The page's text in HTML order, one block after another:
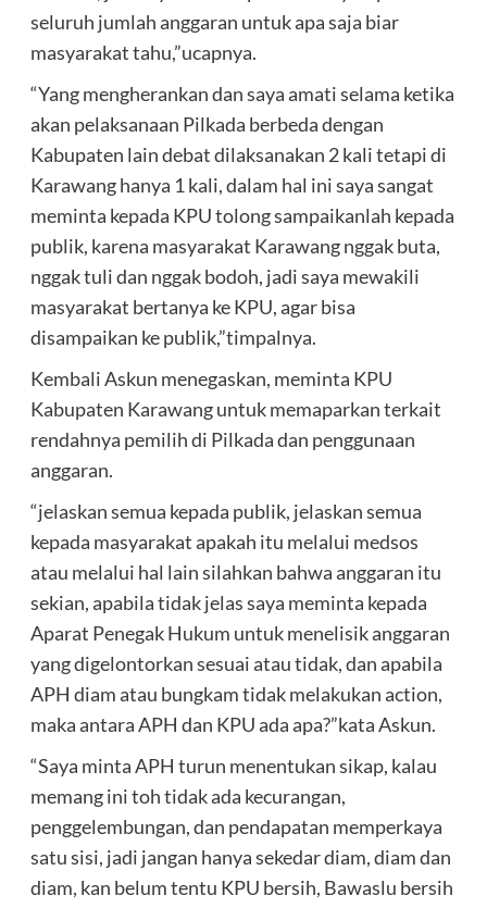
seluruh jumlah anggaran untuk apa saja biar
masyarakat tahu,”ucapnya.
“Yang mengherankan dan saya amati selama ketika
akan pelaksanaan Pilkada berbeda dengan
Kabupaten lain debat dilaksanakan 2 kali tetapi di
Karawang hanya 1 kali, dalam hal ini saya sangat
meminta kepada KPU tolong sampaikanlah kepada
publik, karena masyarakat Karawang nggak buta,
nggak tuli dan nggak bodoh, jadi saya mewakili
masyarakat bertanya ke KPU, agar bisa
disampaikan ke publik,”timpalnya.
Kembali Askun menegaskan, meminta KPU
Kabupaten Karawang untuk memaparkan terkait
rendahnya pemilih di Pilkada dan penggunaan
anggaran.
“jelaskan semua kepada publik, jelaskan semua
kepada masyarakat apakah itu melalui medsos
atau melalui hal lain silahkan bahwa anggaran itu
sekian, apabila tidak jelas saya meminta kepada
Aparat Penegak Hukum untuk menelisik anggaran
yang digelontorkan sesuai atau tidak, dan apabila
APH diam atau bungkam tidak melakukan action,
maka antara APH dan KPU ada apa?”kata Askun.
“Saya minta APH turun menentukan sikap, kalau
memang ini toh tidak ada kecurangan,
penggelembungan, dan pendapatan memperkaya
satu sisi, jadi jangan hanya sekedar diam, diam dan
diam, kan belum tentu KPU bersih, Bawaslu bersih